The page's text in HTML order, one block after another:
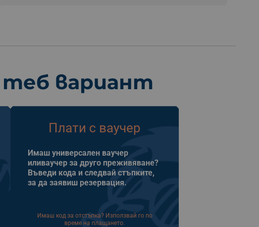
теб вариант
Плати с ваучер
Имаш универсален ваучер
иливаучер за друго преживяване?
Въведи кода и следвай стъпките,
за да заявиш резервация.
Имаш код за отстъпка? Използвай го по
време на плащането.